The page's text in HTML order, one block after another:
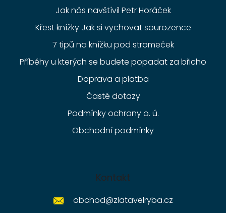
Jak nás navštívil Petr Horáček
Křest knížky Jak si vychovat sourozence
7 tipů na knížku pod stromeček
Příběhy u kterých se budete popadat za břicho
Doprava a platba
Časté dotazy
Podmínky ochrany o. ú.
Obchodní podmínky
Kontakt
obchod@zlatavelryba.cz